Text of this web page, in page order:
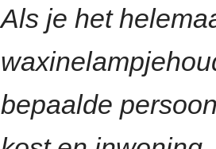
Als je het
bepaalde